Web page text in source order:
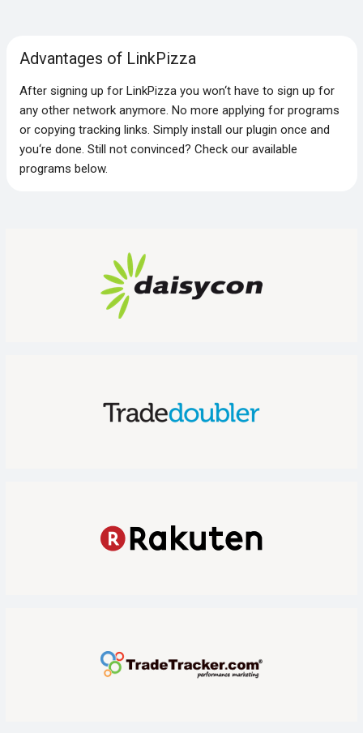
Advantages of LinkPizza
After signing up for LinkPizza you won‘t have to sign up for
any other network anymore. No more applying for programs
or copying tracking links. Simply install our plugin once and
you‘re done. Still not convinced? Check our available
programs below.